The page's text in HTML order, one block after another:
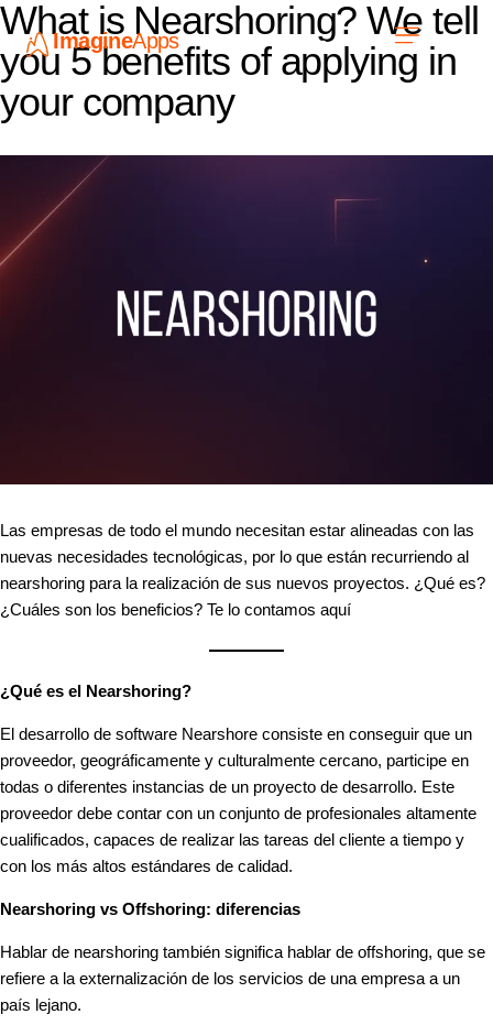
ImagineApps ES
What is Nearshoring? We tell
you 5 benefits of applying in
your company
Las empresas de todo el mundo necesitan estar alineadas con las
nuevas necesidades tecnológicas, por lo que están recurriendo al
nearshoring para la realización de sus nuevos proyectos. ¿Qué es?
¿Cuáles son los beneficios? Te lo contamos aquí
¿Qué es el Nearshoring?
El desarrollo de software Nearshore consiste en conseguir que un
proveedor, geográficamente y culturalmente cercano, participe en
todas o diferentes instancias de un proyecto de desarrollo. Este
proveedor debe contar con un conjunto de profesionales altamente
cualificados, capaces de realizar las tareas del cliente a tiempo y
con los más altos estándares de calidad.
Nearshoring vs Offshoring: diferencias
Hablar de nearshoring también significa hablar de offshoring, que se
refiere a la externalización de los servicios de una empresa a un
país lejano.